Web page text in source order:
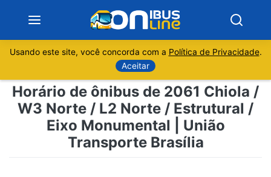
Sobre
Minas Gerais
Usando este site, você concorda com a Política de Privacidade.
Aceitar
Horário de ônibus de 2061 Chiola /
W3 Norte / L2 Norte / Estrutural /
Eixo Monumental | União
Transporte Brasília